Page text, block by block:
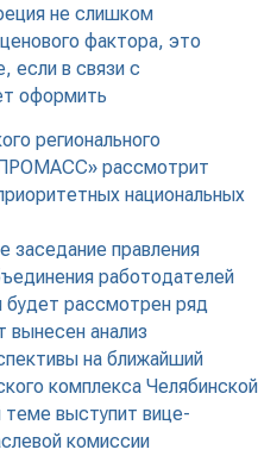
не слишком
фактора, это
если в связи с
оформить
регионального
рассмотрит
национальных
заседание правления
работодателей
рассмотрен ряд
вынесен анализ
на ближайший
комплекса Челябинской
выступит вице-
комиссии